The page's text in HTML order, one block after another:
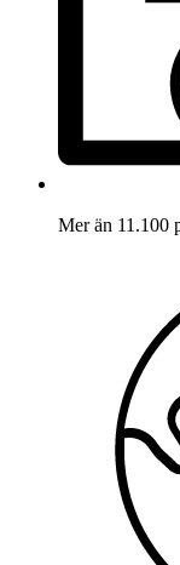
Mer än 11.100